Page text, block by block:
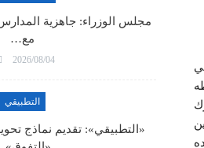
مجلس الوزراء: جاهزية المدارس
مع…
2026/08/04
التطبيقي
«التطبيقي»: تقديم نماذج